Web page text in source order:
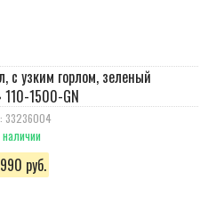
с узким горлом, зеленый
110-1500-GN
33236004
руб.